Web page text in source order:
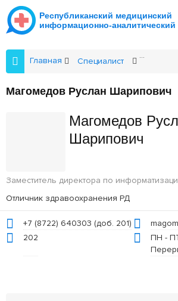
Республиканский медицинский
информационно-аналитический
Главная Специалист
Магомедов Руслан Шарипович
Магомедов
Шарипович
Заместитель директора по
Отличник здравоохранения РД
+7 (8722) 640303 (доб. 201)
202
ПН -